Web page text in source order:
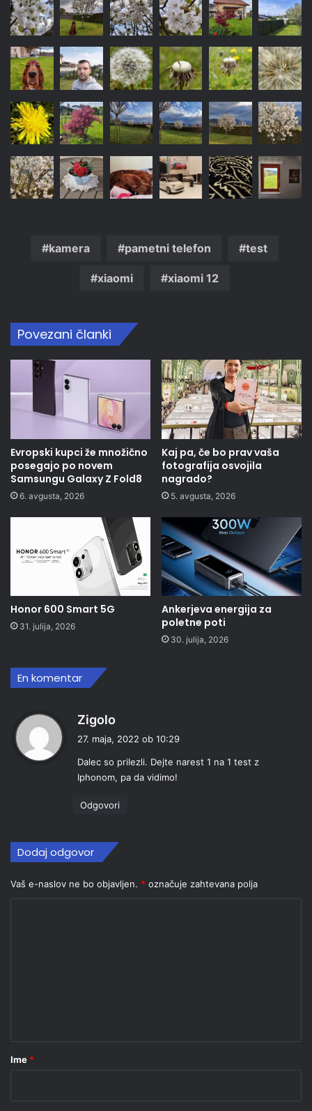
kamera pametni telefon test
xiaomi xiaomi 12
Povezani članki
Evropski kupci že množično
posegajo po novem
Samsungu Galaxy Z Fold8
6. avgusta, 2026
Kaj pa, če bo prav vaša
fotografija osvojila
nagrado?
5. avgusta, 2026
Honor 600 Smart 5G
31. julija, 2026
Ankerjeva energija za
poletne poti
30. julija, 2026
En komentar
Zigolo
v
i
27. maja, 2022 ob 10:29
Dalec so prilezli. Dejte narest 1 na 1 test z
Iphonom, pa da vidimo!
Odgovori
Dodaj odgovor
Vaš e-naslov ne bo objavljen. * označuje zahtevana polja
rIme *